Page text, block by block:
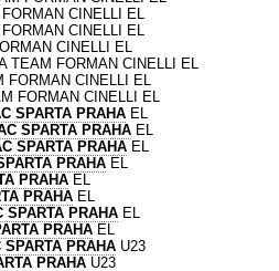
CINELLI EL
CINELLI EL
CINELLI EL
TEAM FORMAN CINELLI EL
FORMAN CINELLI EL
FORMAN CINELLI EL
SPARTA PRAHA EL
SPARTA PRAHA EL
SPARTA PRAHA EL
PRAHA EL
PRAHA EL
PRAHA EL
SPARTA PRAHA EL
PRAHA EL
SPARTA PRAHA U23
PRAHA U23